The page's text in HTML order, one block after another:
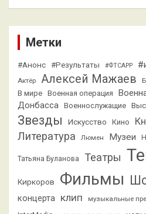
Метки
#Анонс #Результаты #ФТСАРР
Актёр Алексей Мажаев
В мире Военная операция
Донбасса Военнослужащие
Звезды Искусство Кино
Литература Люмен Музеи
Татьяна Буланова Театры
Киркоров Фильмы
концерта клип музыкальные